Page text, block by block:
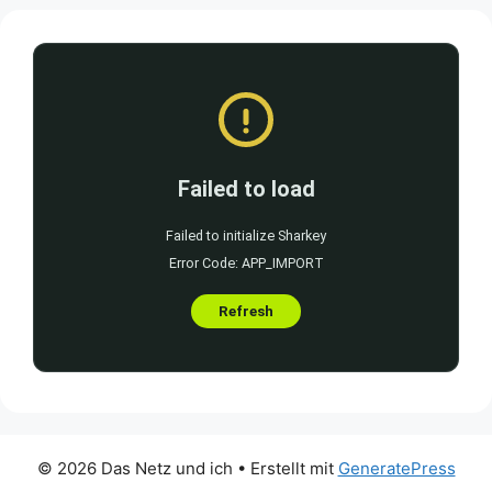
© 2026 Das Netz und ich • Erstellt mit GeneratePress